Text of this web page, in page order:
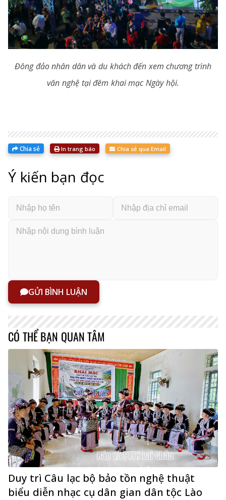
Đông đảo nhân dân và du khách đến xem chương trình
văn nghệ tại đêm khai mạc Ngày hội.
Chia sẻ In trang báo Chia sẻ qua Email
Ý kiến bạn đọc
GỬI BÌNH LUẬN
CÓ THỂ BẠN QUAN TÂM
Duy trì Câu lạc bộ bảo tồn nghệ thuật
biểu diễn nhạc cụ dân gian dân tộc Lào